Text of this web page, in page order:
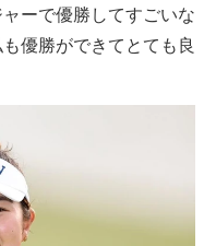
ーで優勝してすごいな
優勝ができてとても良